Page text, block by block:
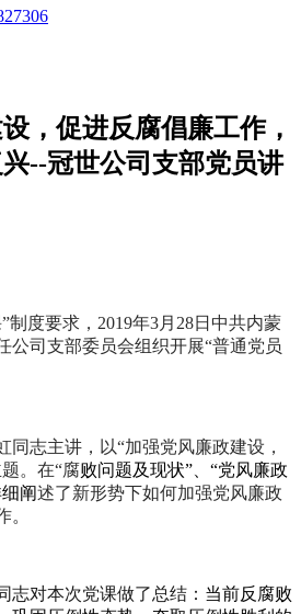
，促进反腐倡廉工作，
--冠世公司支部党员讲
制度要求，2019年3月28日中共内蒙
公司支部委员会组织开展“普通党员
同志主讲，以“加强党风廉政建设，
。在“腐败问题及现状”、“党风廉政
阐述了新形势下如何加强党风廉政
。
志对本次党课做了总结： 当前反腐败